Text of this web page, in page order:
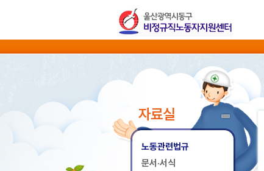
자료실
노동관련법규
문서·서식